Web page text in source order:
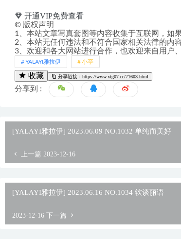
开通VIP免费查看
© 版权声明
1、本站文章写真套图等内容收集于互联网，如
2、本站无任何违法和不符合国家相关法律的内
3、欢迎和各大网站进行合作，也欢迎来自用户
YALAYI雅拉伊 小亭
收藏 分享链接：https://www.xtg07.cc/71603.html
分享到 :
[YALAYI雅拉伊] 2023.06.09 NO.1032 单纯而美好
上一篇 2023-12-16
[YALAYI雅拉伊] 2023.06.16 NO.1034 软谈丽语
2023-12-16 下一篇